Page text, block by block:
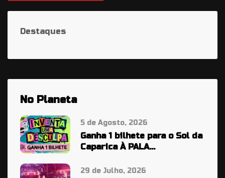
Destaques
No Planeta
5 de Agosto, 2026
Ganha 1 bilhete para o Sol da
Caparica À PALA…
29 de Julho, 2026